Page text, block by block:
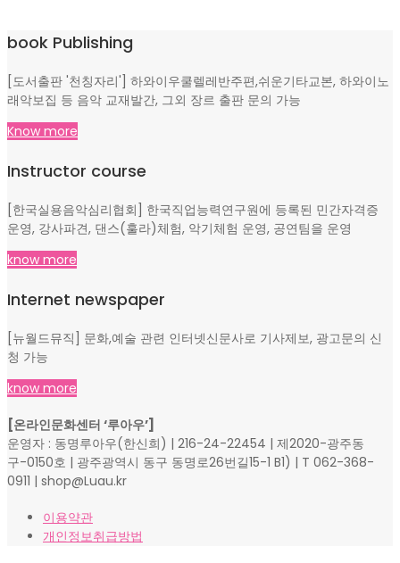
book Publishing
[도서출판 '천칭자리'] 하와이우쿨렐레반주편,쉬운기타교본, 하와이노
래악보집 등 음악 교재발간, 그외 장르 출판 문의 가능
Know more
Instructor course
[한국실용음악심리협회] 한국직업능력연구원에 등록된 민간자격증
운영, 강사파견, 댄스(훌라)체험, 악기체험 운영, 공연팀을 운영
know more
Internet newspaper
[뉴월드뮤직] 문화,예술 관련 인터넷신문사로 기사제보, 광고문의 신
청 가능
know more
[온라인문화센터 ‘루아우’]
운영자 : 동명루아우(한신희) | 216-24-22454 | 제2020-광주동
구-0150호 | 광주광역시 동구 동명로26번길15-1 B1) | T 062-368-
0911 | shop@Luau.kr
이용약관
개인정보취급방법